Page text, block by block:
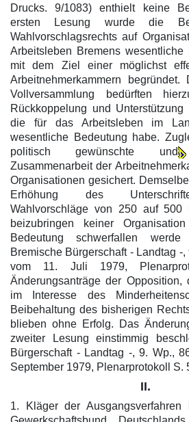
Drucks. 9/1083) enthielt keine
ersten Lesung wurde die
Wahlvorschlagsrechts auf
Arbeitsleben Bremens wesentliche
mit dem Ziel einer möglichst
Arbeitnehmerkammern
Vollversammlung bedürften
Rückkoppelung und Unterstützung
die für das Arbeitsleben im
wesentliche Bedeutung habe.
politisch gewünschte und
Zusammenarbeit der
Organisationen gesichert.
Erhöhung des
Wahlvorschläge von 250 auf 500
beizubringen keiner
Bedeutung schwerfallen
Bremische Bürgerschaft - Landtag -
vom 11. Juli 1979,
Änderungsanträge der Opposition,
im Interesse des
Beibehaltung des bisherigen
blieben ohne Erfolg. Das
zweiter Lesung einstimmig
Bürgerschaft - Landtag -, 9. Wp.,
September 1979, Plenarprotokoll S.
II.
1. Kläger der